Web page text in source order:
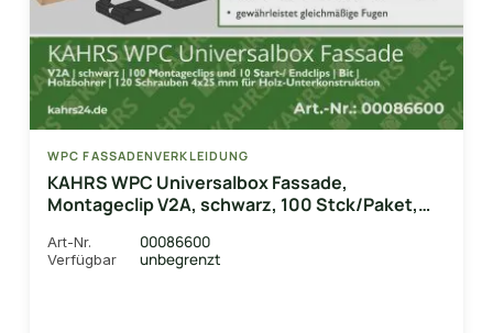
WPC FASSADENVERKLEIDUNG
KAHRS WPC Universalbox Fassade,
Montageclip V2A, schwarz, 100 Stck/Paket,
Holz-Konstruktion
Art-Nr. 00086600
Verfügbar unbegrenzt